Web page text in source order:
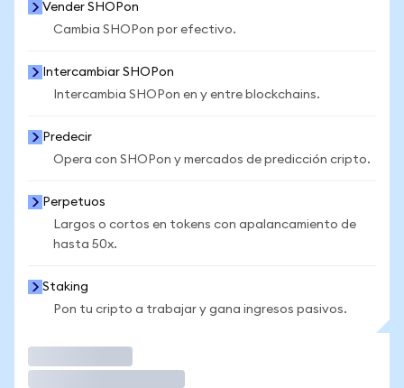
Vender SHOPon
Cambia SHOPon por efectivo.
Intercambiar SHOPon
Intercambia SHOPon en y entre blockchains.
Predecir
Opera con SHOPon y mercados de predicción cripto.
Perpetuos
Largos o cortos en tokens con apalancamiento de
hasta 50x.
Staking
Pon tu cripto a trabajar y gana ingresos pasivos.